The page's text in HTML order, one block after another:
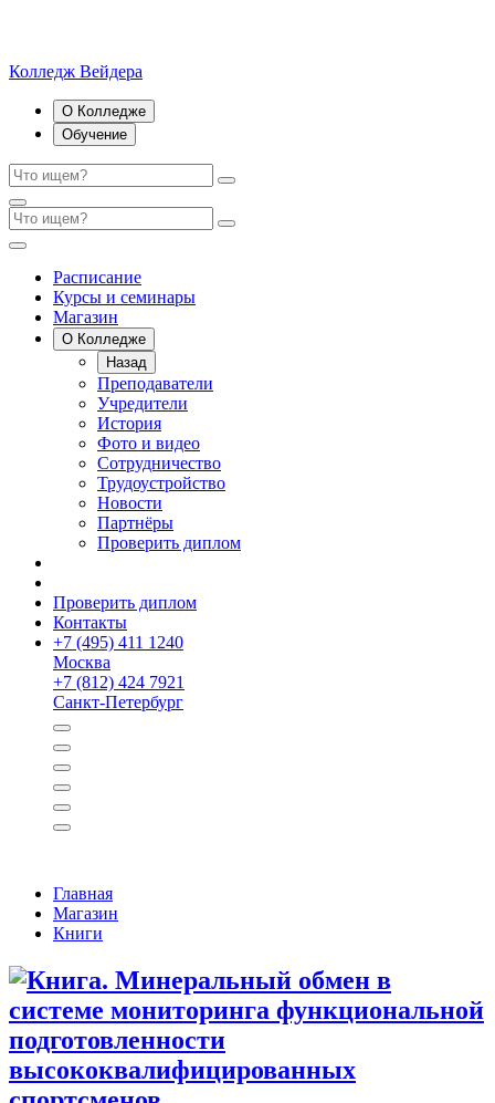
Колледж Вейдера
О Колледже
Обучение
Расписание
Курсы и семинары
Магазин
О Колледже
Назад
Преподаватели
Учредители
История
Фото и видео
Сотрудничество
Трудоустройство
Новости
Партнёры
Проверить диплом
Проверить диплом
Контакты
+7 (495) 411 1240
Москва
+7 (812) 424 7921
Санкт-Петербург
Главная
Магазин
Книги